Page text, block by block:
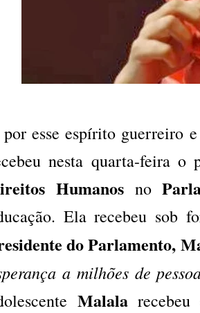
esse espírito guerreiro
nesta quarta-feira o
Humanosno
Ela recebeu sob
do Parlamento,
a milhões de
Malalarecebeu